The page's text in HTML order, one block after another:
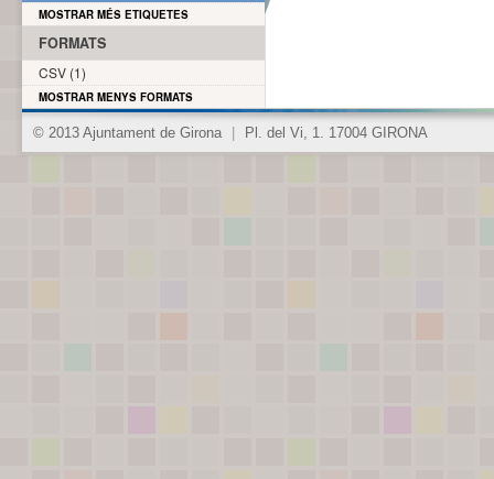
MOSTRAR MÉS ETIQUETES
FORMATS
CSV (1)
MOSTRAR MENYS FORMATS
© 2013 Ajuntament de Girona Pl. del Vi, 1. 17004 GIRONA